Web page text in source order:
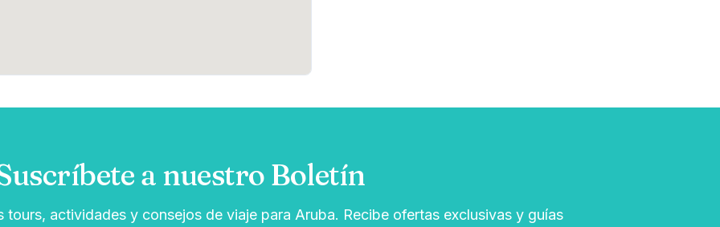
a nuestro Boletín
tours, actividades y consejos de viaje para Aruba. Recibe ofertas exclusivas y guías